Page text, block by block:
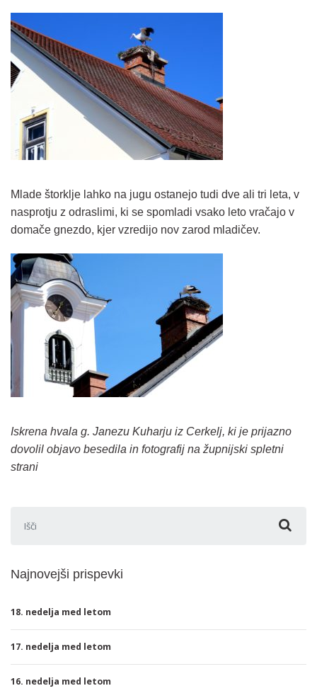
Mlade štorklje lahko na jugu ostanejo tudi dve ali tri leta, v
nasprotju z odraslimi, ki se spomladi vsako leto vračajo v
domače gnezdo, kjer vzredijo nov zarod mladičev.
Iskrena hvala g. Janezu Kuharju iz Cerkelj, ki je prijazno
dovolil objavo besedila in fotografij na župnijski spletni
strani
Najnovejši prispevki
18. nedelja med letom
17. nedelja med letom
16. nedelja med letom